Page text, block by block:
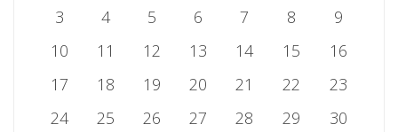
3 4 5 6 7 8
9
10
11 12 13 14 15
16
17
18 19 20 21 22
23
24
25 26 27 28 29
30